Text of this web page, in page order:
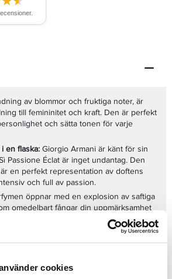
cookies
av blommor och fruktiga noter, är
till femininitet och kraft. Den är perfekt
och sätta tonen för varje
en flaska: Giorgio Armani är känt för sin
Passione Éclat är inget undantag. Den
en perfekt representation av doftens
och full av passion.
öppnar med en explosion av saftiga
omedelbart fångar din uppmärksamhet
dominerar en bukett av röda
av kärlek och passion. Dessa
av vanilj och cederträ ger en varm och